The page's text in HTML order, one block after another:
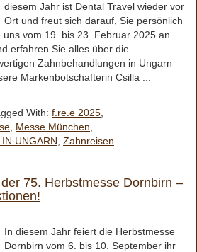
diesem Jahr ist Dental Travel wieder vor
Ort und freut sich darauf, Sie persönlich
vom 19. bis 23. Februar 2025 an
erfahren Sie alles über die
Zahnbehandlungen in Ungarn
Markenbotschafterin Csilla ...
With: f.re.e 2025
Messe München
UNGARN Zahnreisen
75. Herbstmesse Dornbirn –
In diesem Jahr feiert die Herbstmesse
Dornbirn vom 6. bis 10. September ihr